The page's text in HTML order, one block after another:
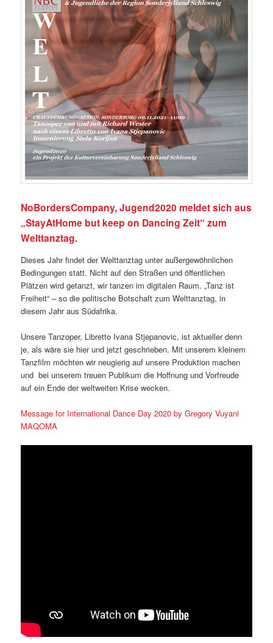
NoBordersCompany, Jugend2020 meldet sich aus
„StayAtHome but keep on Dancing Zeit“ zum
Welttanztag.
Dieses Jahr findet der Welttanztag unter außergewöhnlichen
Bedingungen statt. Nicht auf den Straßen und öffentlichen
Plätzen wird getanzt, wir tanzen im digitalen Raum. „Tanz ist
Freiheit“ – so die politische Botschaft zum Welttanztag, in
diesem Jahr aus Südafrika.
Unsere Tanzoper, Libretto Ivana Stjepanovic, ist aktueller denn
je, als wäre sie hier und jetzt geschrieben. Mit unserem kleinem
Tanzfilm möchten wir neugierig auf unsere Produktion machen
und bei unserem treuen Publikum die Hoffnung und Vorfreude
auf ein Ende der weltweiten Krise wecken.
Message for International Dance Day 2020 by Gregory Vuyani
MAQOMA